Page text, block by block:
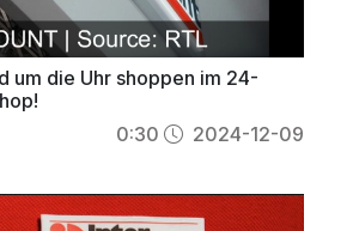
um die Uhr shoppen im 24-
0:30 2024-12-09